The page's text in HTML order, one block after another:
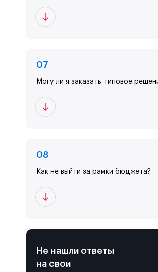
07
Могу ли я заказать типовое
08
Как не выйти за рамки бюджета?
Не нашли ответы
на свои